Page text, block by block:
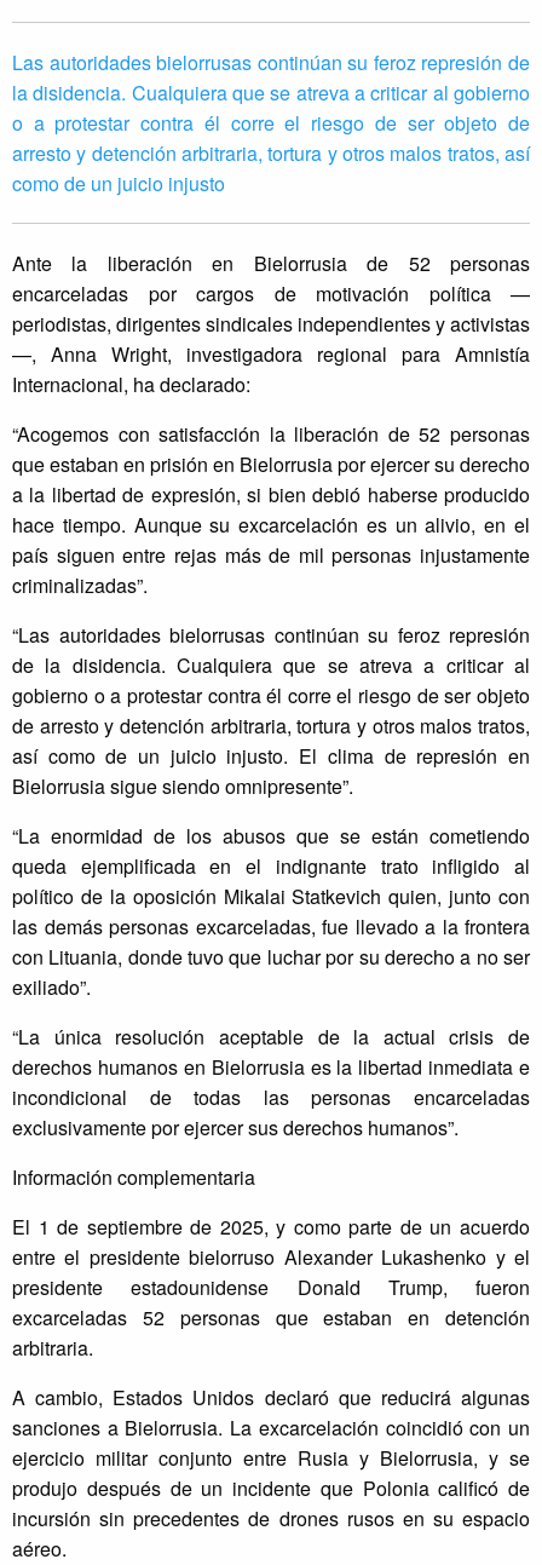
Las autoridades bielorrusas continúan su feroz represión de
la disidencia. Cualquiera que se atreva a criticar al gobierno
o a protestar contra él corre el riesgo de ser objeto de
arresto y detención arbitraria, tortura y otros malos tratos, así
como de un juicio injusto
Ante la liberación en Bielorrusia de 52 personas
encarceladas por cargos de motivación política —
periodistas, dirigentes sindicales independientes y activistas
—, Anna Wright, investigadora regional para Amnistía
Internacional, ha declarado:
“Acogemos con satisfacción la liberación de 52 personas
que estaban en prisión en Bielorrusia por ejercer su derecho
a la libertad de expresión, si bien debió haberse producido
hace tiempo. Aunque su excarcelación es un alivio, en el
país siguen entre rejas más de mil personas injustamente
criminalizadas”.
“Las autoridades bielorrusas continúan su feroz represión
de la disidencia. Cualquiera que se atreva a criticar al
gobierno o a protestar contra él corre el riesgo de ser objeto
de arresto y detención arbitraria, tortura y otros malos tratos,
así como de un juicio injusto. El clima de represión en
Bielorrusia sigue siendo omnipresente”.
“La enormidad de los abusos que se están cometiendo
queda ejemplificada en el indignante trato infligido al
político de la oposición Mikalai Statkevich quien, junto con
las demás personas excarceladas, fue llevado a la frontera
con Lituania, donde tuvo que luchar por su derecho a no ser
exiliado”.
“La única resolución aceptable de la actual crisis de
derechos humanos en Bielorrusia es la libertad inmediata e
incondicional de todas las personas encarceladas
exclusivamente por ejercer sus derechos humanos”.
Información complementaria
El 1 de septiembre de 2025, y como parte de un acuerdo
entre el presidente bielorruso Alexander Lukashenko y el
presidente estadounidense Donald Trump, fueron
excarceladas 52 personas que estaban en detención
arbitraria.
A cambio, Estados Unidos declaró que reducirá algunas
sanciones a Bielorrusia. La excarcelación coincidió con un
ejercicio militar conjunto entre Rusia y Bielorrusia, y se
produjo después de un incidente que Polonia calificó de
incursión sin precedentes de drones rusos en su espacio
aéreo.